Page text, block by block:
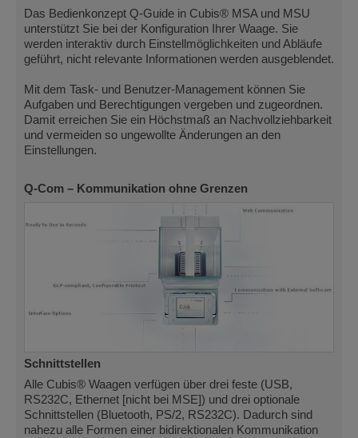
Das Bedienkonzept Q-Guide in Cubis® MSA und MSU
unterstützt Sie bei der Konfiguration Ihrer Waage. Sie
werden interaktiv durch Einstellmöglichkeiten und Abläufe
geführt, nicht relevante Informationen werden ausgeblendet.
Mit dem Task- und Benutzer-Management können Sie
Aufgaben und Berechtigungen vergeben und zugeordnen.
Damit erreichen Sie ein Höchstmaß an Nachvollziehbarkeit
und vermeiden so ungewollte Änderungen an den
Einstellungen.
Q-Com – Kommunikation ohne Grenzen
Schnittstellen
Alle Cubis® Waagen verfügen über drei feste (USB,
RS232C, Ethernet [nicht bei MSE]) und drei optionale
Schnittstellen (Bluetooth, PS/2, RS232C). Dadurch sind
nahezu alle Formen einer bidirektionalen Kommunikation